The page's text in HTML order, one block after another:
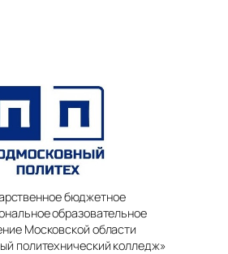
бюджетное
образовательное
Московской области
политехнический колледж»